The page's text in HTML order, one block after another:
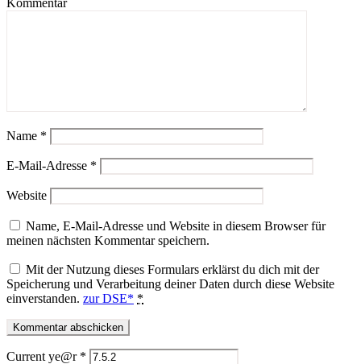
Name *
E-Mail-Adresse *
Website
Name, E-Mail-Adresse und Website in diesem Browser für
meinen nächsten Kommentar speichern.
Mit der Nutzung dieses Formulars erklärst du dich mit der
Speicherung und Verarbeitung deiner Daten durch diese Website
einverstanden. zur DSE* *
Current ye@r *